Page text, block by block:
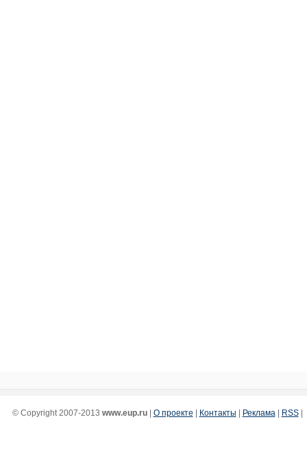
© Copyright 2007-2013 www.eup.ru| О проекте Контакты Реклама| RSS|